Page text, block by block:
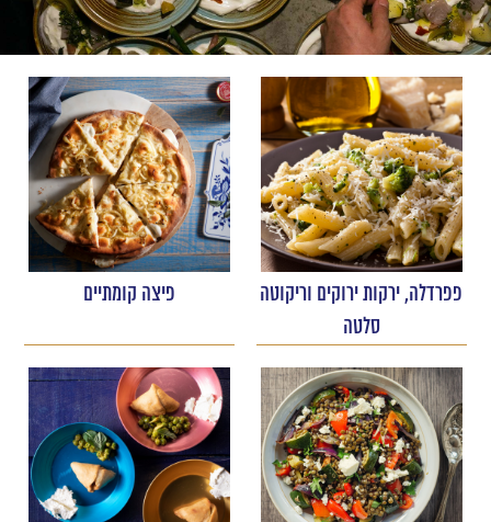
פפרדלה, ירקות ירוקים וריקוטה
סלטה
פיצה קומתיים